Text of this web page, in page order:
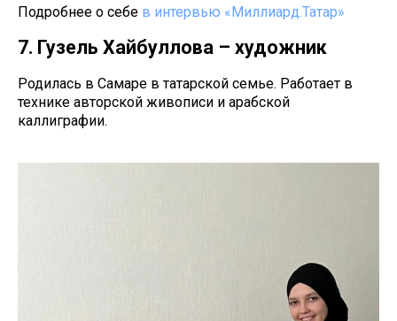
Подробнее о себе в интервью «Миллиард.Татар»
7. Гузель Хайбуллова – художник
Родилась в Самаре в татарской семье. Работает в
технике авторской живописи и арабской
каллиграфии.